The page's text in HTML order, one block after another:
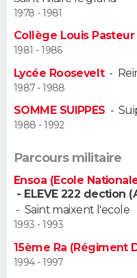
VOYAGE
BONS PLANS
CARTE DE VOEUX
Carte de Noël
Carte Bonne année
Carte Saint-Valentin
Carte Pâques
Carte d'anniversaire
DICTIONNAIRE
Dictionnaire
Biographies
Citations
Expressions
Proverbes
PROGRAMME TV
COPAINS D'AVANT
1978 - 1981
Collège Louis Pasteur
1981 - 1986
Lycée Roosevelt-
1987 - 1988
SOMME SUIPPES -
1988 - 1992
Parcours militaire
Ensoa (Ecole
- ELEVE 222 dection
- Saint maixent l'ecole
1993 - 1993
15ème Ra (Régiment
1994 - 1997